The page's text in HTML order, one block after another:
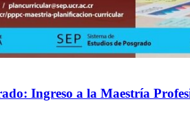
Ingreso a la Maestría